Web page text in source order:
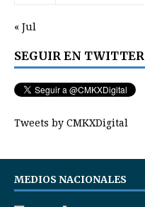
« Jul
SEGUIR EN TWITTER
Tweets by CMKXDigital
MEDIOS NACIONALES